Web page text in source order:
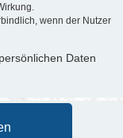
wenn der Nutzer
Daten